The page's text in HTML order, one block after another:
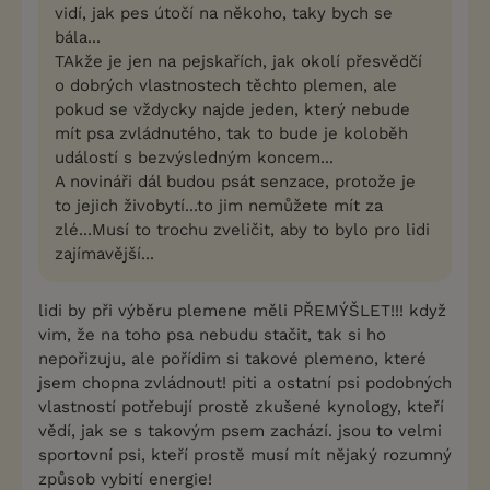
vidí, jak pes útočí na někoho, taky bych se
bála...
TAkže je jen na pejskařích, jak okolí přesvědčí
o dobrých vlastnostech těchto plemen, ale
pokud se vždycky najde jeden, který nebude
mít psa zvládnutého, tak to bude je koloběh
událostí s bezvýsledným koncem...
A novináři dál budou psát senzace, protože je
to jejich živobytí...to jim nemůžete mít za
zlé...Musí to trochu zveličit, aby to bylo pro lidi
zajímavější...
lidi by při výběru plemene měli PŘEMÝŠLET!!! když
vim, že na toho psa nebudu stačit, tak si ho
nepořizuju, ale pořídim si takové plemeno, které
jsem chopna zvládnout! piti a ostatní psi podobných
vlastností potřebují prostě zkušené kynology, kteří
vědí, jak se s takovým psem zachází. jsou to velmi
sportovní psi, kteří prostě musí mít nějaký rozumný
způsob vybití energie!